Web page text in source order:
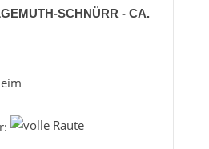
SCHNÜRR - CA.